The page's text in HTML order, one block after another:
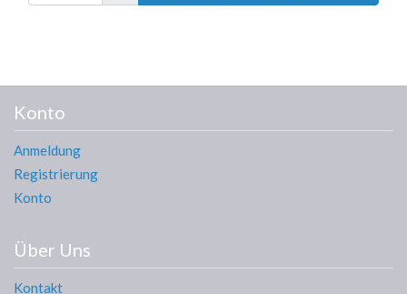
Konto
Anmeldung
Registrierung
Konto
Über Uns
Kontakt